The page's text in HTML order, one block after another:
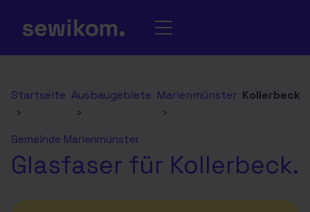
Startseite
›
Ausbaugebiete
›
Marienmünster
›
Kollerbeck
Gemeinde Marienmünster
Glasfaser für Kollerbeck.